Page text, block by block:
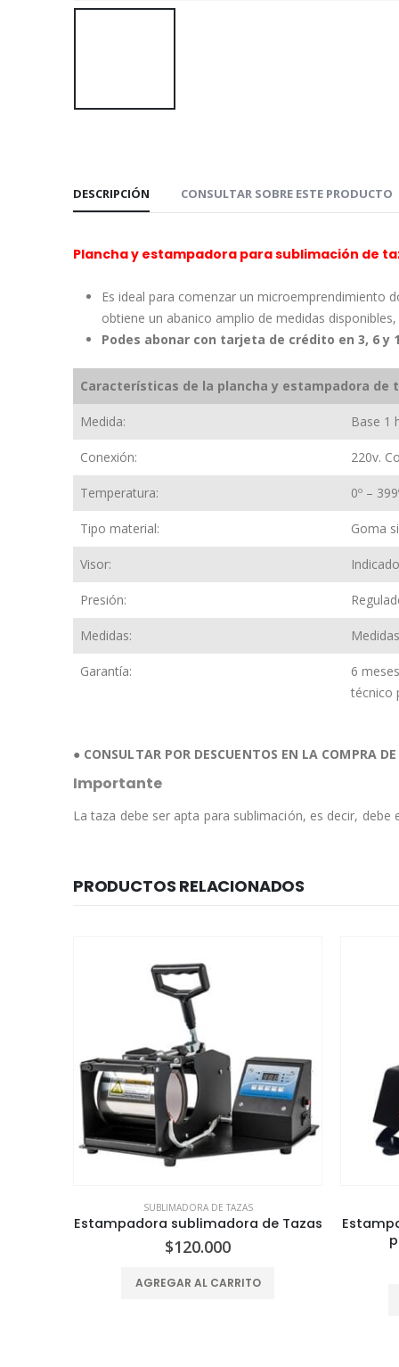
DESCRIPCIÓN CONSULTAR SOBRE ESTE PRODUCTO
Plancha y estampadora para sublimación de
Es ideal para comenzar un microemprendimiento
obtiene un abanico amplio de medidas
Podes abonar con tarjeta de crédito en 3, 6
Características de la plancha y estampadora de
Medida: Base 1
Conexión: 220v.
Temperatura: 0º –
Tipo material: Goma
Visor:
Presión:
Medidas:
Garantía:
6
técnico
● CONSULTAR POR DESCUENTOS EN LA COMPRA
Importante
La taza debe ser apta para sublimación, es decir,
PRODUCTOS RELACIONADOS
SUBLIMADORA DE TAZAS
Estampadora sublimadora de Tazas
$120.000
AGREGAR AL CARRITO